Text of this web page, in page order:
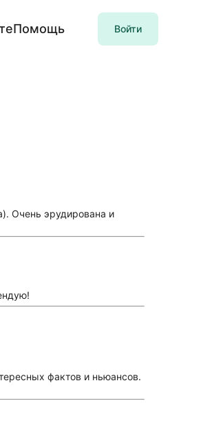
Помощь Войти
Очень эрудирована и
фактов и ньюансов.